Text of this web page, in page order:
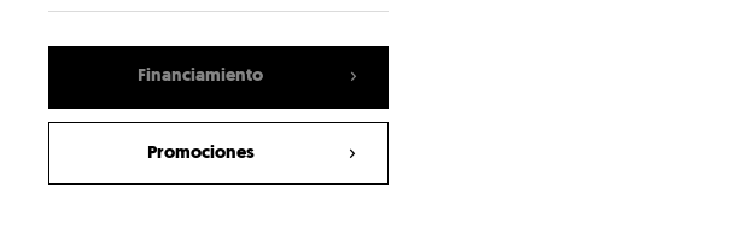
Minerador de superficie
Planta Mezcladora de Asfalto
Financiamiento
Promociones